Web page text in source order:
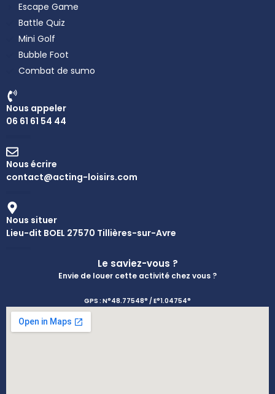
Escape Game
Battle Quiz
Mini Golf
Bubble Foot
Combat de sumo
Nous appeler
06 61 61 54 44
Nous écrire
contact@acting-loisirs.com
Nous situer
Lieu-dit BOEL 27570 Tillières-sur-Avre
Le saviez-vous ?
Envie de louer cette activité chez vous ?
GPS : N°48.77548° / E°1.04754°